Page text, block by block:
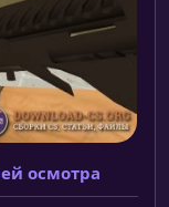
осмотра